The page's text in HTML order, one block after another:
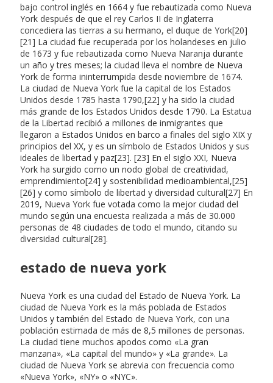
bajo control inglés en 1664 y fue rebautizada como Nueva
York después de que el rey Carlos II de Inglaterra
concediera las tierras a su hermano, el duque de York[20]
[21] La ciudad fue recuperada por los holandeses en julio
de 1673 y fue rebautizada como Nueva Naranja durante
un año y tres meses; la ciudad lleva el nombre de Nueva
York de forma ininterrumpida desde noviembre de 1674.
La ciudad de Nueva York fue la capital de los Estados
Unidos desde 1785 hasta 1790,[22] y ha sido la ciudad
más grande de los Estados Unidos desde 1790. La Estatua
de la Libertad recibió a millones de inmigrantes que
llegaron a Estados Unidos en barco a finales del siglo XIX y
principios del XX, y es un símbolo de Estados Unidos y sus
ideales de libertad y paz[23]. [23] En el siglo XXI, Nueva
York ha surgido como un nodo global de creatividad,
emprendimiento[24] y sostenibilidad medioambiental,[25]
[26] y como símbolo de libertad y diversidad cultural[27] En
2019, Nueva York fue votada como la mejor ciudad del
mundo según una encuesta realizada a más de 30.000
personas de 48 ciudades de todo el mundo, citando su
diversidad cultural[28].
estado de nueva york
Nueva York es una ciudad del Estado de Nueva York. La
ciudad de Nueva York es la más poblada de Estados
Unidos y también del Estado de Nueva York, con una
población estimada de más de 8,5 millones de personas.
La ciudad tiene muchos apodos como «La gran
manzana», «La capital del mundo» y «La grande». La
ciudad de Nueva York se abrevia con frecuencia como
«Nueva York», «NY» o «NYC».